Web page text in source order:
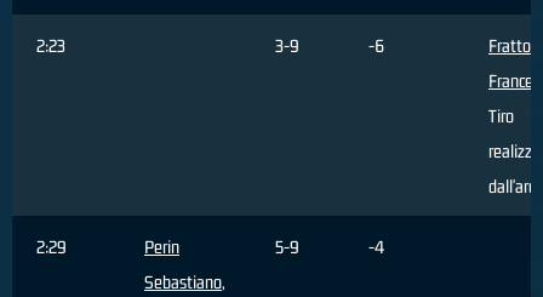
2:23 3-9 -6
Fratto
Tiro
2:29
Perin
Sebastiano,
5-9 -4